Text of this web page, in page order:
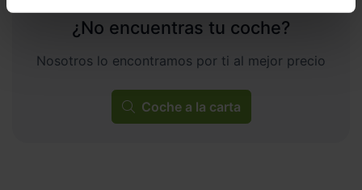
¿No encuentras tu coche?
Nosotros lo encontramos por ti al mejor precio
Coche a la carta